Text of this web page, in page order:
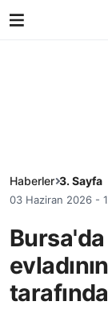
Haberler 3. Sayfa
03 Haziran 2026 -
Bursa'da